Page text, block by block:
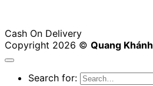
Cash On Delivery
Copyright 2026 © Quang Khánh
Search for: